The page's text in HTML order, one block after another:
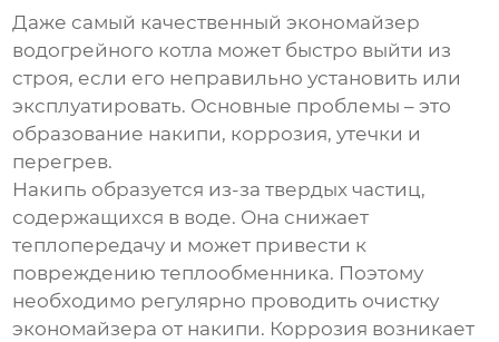
Даже самый качественныйэкономайзер
водогрейного котла может быстро выйти из
строя, если его неправильно установить или
эксплуатировать. Основные проблемы – это
образование накипи, коррозия, утечки и
перегрев.
Накипь образуется из-за твердых частиц,
содержащихся в воде. Она снижает
теплопередачу и может привести к
повреждению теплообменника. Поэтому
необходимо регулярно проводить очистку
экономайзера от накипи. Коррозия возникает